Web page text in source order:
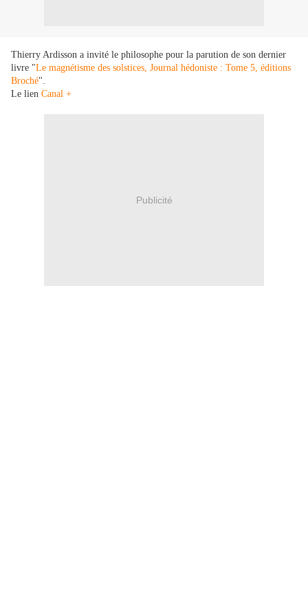
Thierry Ardisson a invité le philosophe pour la parution de son dernier
livre "Le magnétisme des solstices, Journal hédoniste : Tome 5, éditions
Broché".
Le lien Canal +
Publicité